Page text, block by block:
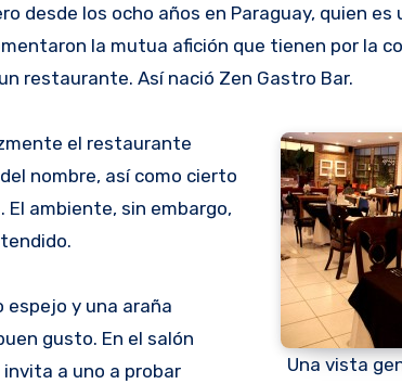
desde los ocho años en Paraguay, quien
la mutua afición que tienen por la
restaurante. Así nació Zen Gastro Bar.
Una vista
el restaurante
nombre, así como cierto
ambiente, sin embargo,
y una araña
gusto. En el salón
a uno a probar